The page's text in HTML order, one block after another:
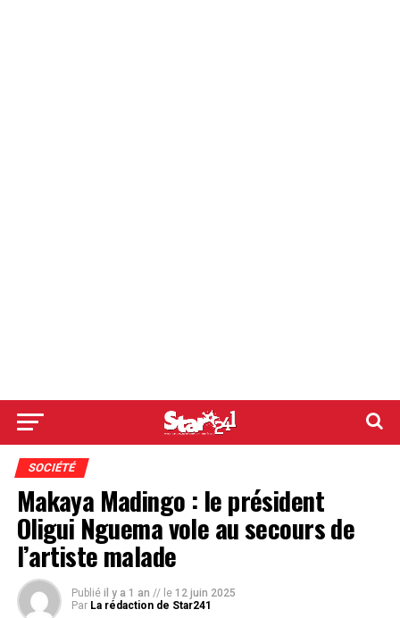
SOCIÉTÉ
Makaya Madingo : le président
Oligui Nguema vole au secours de
l’artiste malade
Publié il y a 1 an // le 12 juin 2025
Par La rédaction de Star241